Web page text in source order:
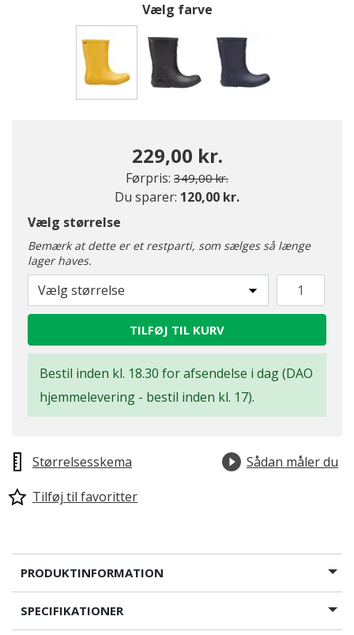
Vælg farve
229,00 kr.
Førpris: Pris nedsat fra
349,00 kr.til
Du sparer: 120,00 kr.
Vælg størrelse
Bemærk at dette er et restparti, som sælges så længe
lager haves.
Vælg størrelse
TILFØJ TIL KURV
Bestil inden kl. 18.30 for afsendelse i dag (DAO
hjemmelevering - bestil inden kl. 17).
Størrelsesskema
Sådan måler du
Tilføj til favoritter
PRODUKTINFORMATION
SPECIFIKATIONER